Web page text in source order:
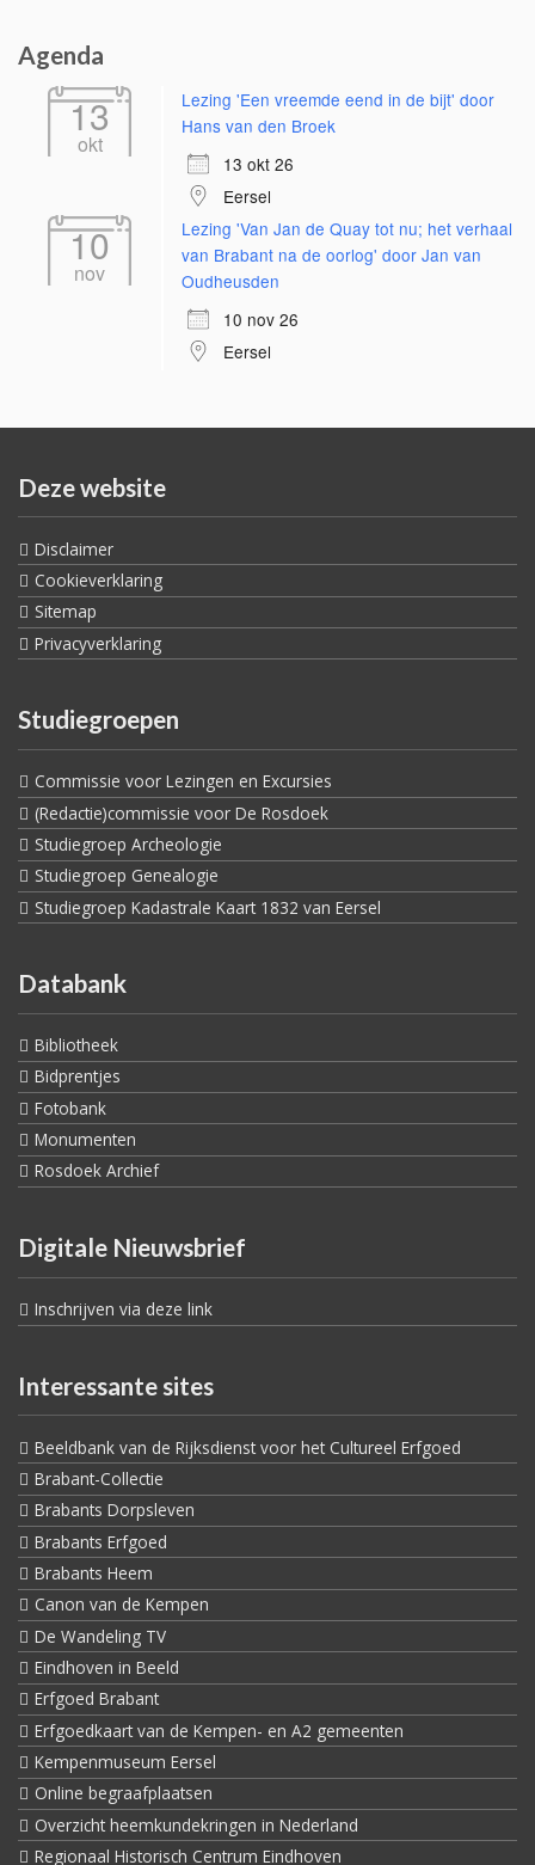
Agenda
13
okt
Lezing 'Een vreemde eend in de bijt' door
Hans van den Broek
13 okt 26
Eersel
10
nov
Lezing 'Van Jan de Quay tot nu; het verhaal
van Brabant na de oorlog' door Jan van
Oudheusden
10 nov 26
Eersel
Deze website
Disclaimer
Cookieverklaring
Sitemap
Privacyverklaring
Studiegroepen
Commissie voor Lezingen en Excursies
(Redactie)commissie voor De Rosdoek
Studiegroep Archeologie
Studiegroep Genealogie
Studiegroep Kadastrale Kaart 1832 van Eersel
Databank
Bibliotheek
Bidprentjes
Fotobank
Monumenten
Rosdoek Archief
Digitale Nieuwsbrief
Inschrijven via deze link
Interessante sites
Beeldbank van de Rijksdienst voor het Cultureel Erfgoed
Brabant-Collectie
Brabants Dorpsleven
Brabants Erfgoed
Brabants Heem
Canon van de Kempen
De Wandeling TV
Eindhoven in Beeld
Erfgoed Brabant
Erfgoedkaart van de Kempen- en A2 gemeenten
Kempenmuseum Eersel
Online begraafplaatsen
Overzicht heemkundekringen in Nederland
Regionaal Historisch Centrum Eindhoven